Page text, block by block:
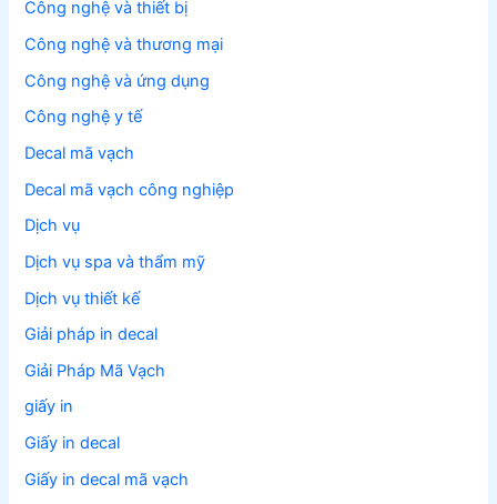
Công nghệ và thiết bị
Công nghệ và thương mại
Công nghệ và ứng dụng
Công nghệ y tế
Decal mã vạch
Decal mã vạch công nghiệp
Dịch vụ
Dịch vụ spa và thẩm mỹ
Dịch vụ thiết kế
Giải pháp in decal
Giải Pháp Mã Vạch
giấy in
Giấy in decal
Giấy in decal mã vạch